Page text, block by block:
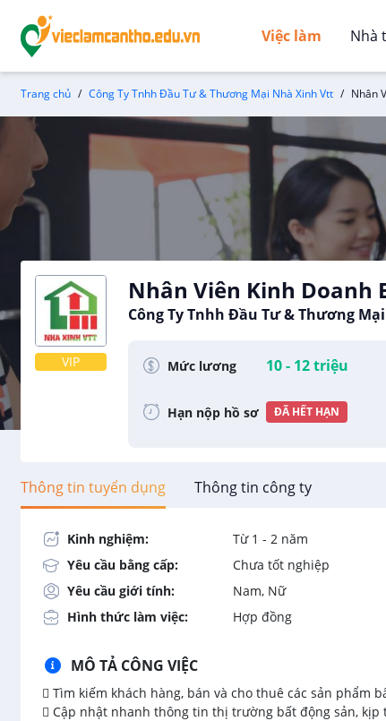
Việc làm Nhà
Trang chủ Công Ty Tnhh Đầu Tư & Thương Mại Nhà Xinh Vtt Nhân
VIP
Nhân Viên Kinh Doanh
Công Ty Tnhh Đầu Tư & Thương
Mức lương 10 - 12 triệu
Hạn nộp hồ sơ ĐÃ HẾT HẠN
Thông tin tuyển dụng Thông tin công ty
Kinh nghiệm: Từ 1 - 2 năm
Yêu cầu bằng cấp:
Chưa tốt nghiệp
Yêu cầu giới tính:
Nam, Nữ
Hình thức làm việc:
Hợp đồng
MÔ TẢ CÔNG VIỆC
 Tìm kiếm khách hàng, bán và cho thuê các sản phẩm
 Cập nhật nhanh thông tin thị trường bất động sản,